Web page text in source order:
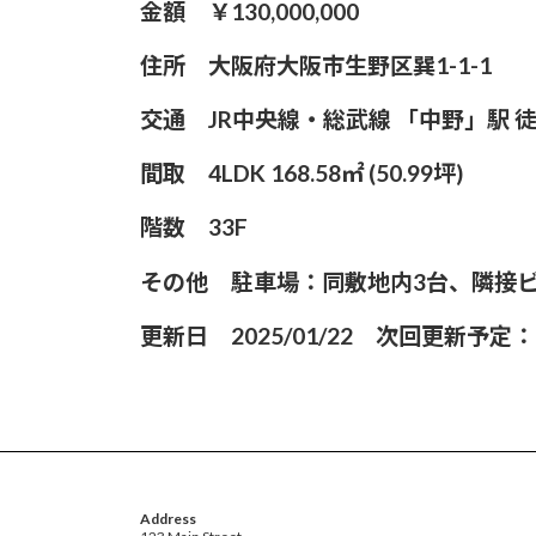
金額 ￥130,000,000
住所 大阪府大阪市生野区巽1-1-1
交通 JR中央線・総武線 「中野」駅
間取 4LDK 168.58㎡ (50.99坪)
階数 33F
その他 駐車場：同敷地内3台、隣接
更新日 2025/01/22 次回更新予定：
Address